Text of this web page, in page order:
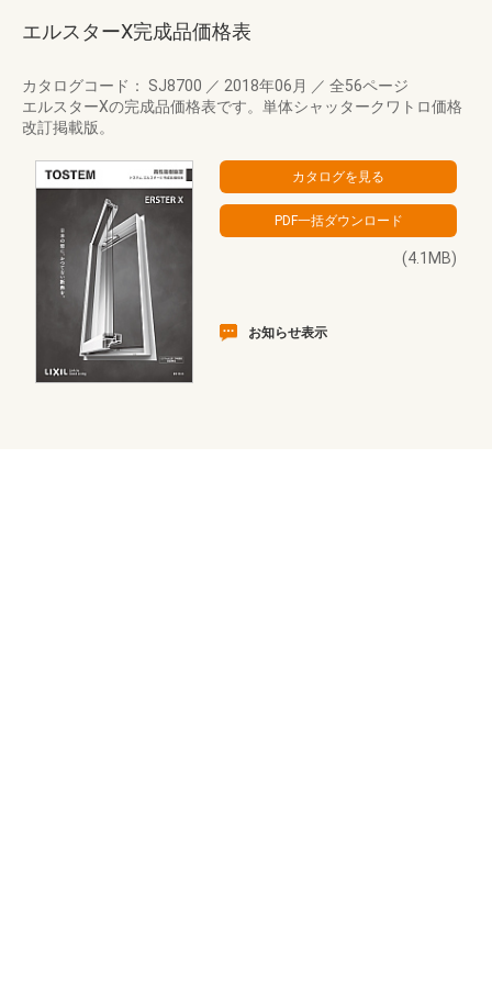
エルスターX完成品価格表
カタログコード： SJ8700 ／ 2018年06月 ／ 全56ページ
エルスターXの完成品価格表です。単体シャッタークワトロ価格
改訂掲載版。
(4.1MB)
お知らせ表示